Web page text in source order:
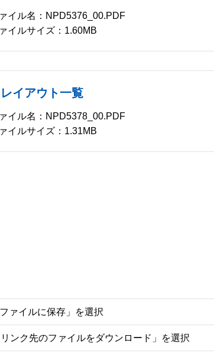
イル名：NPD5376_00.PDF
イルサイズ：1.60MB
レイアウト一覧
イル名：NPD5378_00.PDF
イルサイズ：1.31MB
ァイルに保存」を選択
ンク先のファイルをダウンロード」を選択